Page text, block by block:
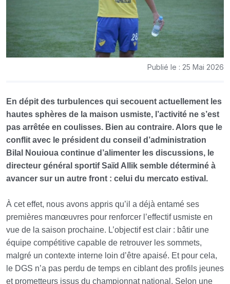
Publié le : 25 Mai 2026
En dépit des turbulences qui secouent actuellement les
hautes sphères de la maison usmiste, l’activité ne s’est
pas arrêtée en coulisses. Bien au contraire. Alors que le
conflit avec le président du conseil d’administration
Bilal Nouioua continue d’alimenter les discussions, le
directeur général sportif Saïd Allik semble déterminé à
avancer sur un autre front : celui du mercato estival.
À cet effet, nous avons appris qu’il a déjà entamé ses
premières manœuvres pour renforcer l’effectif usmiste en
vue de la saison prochaine. L’objectif est clair : bâtir une
équipe compétitive capable de retrouver les sommets,
malgré un contexte interne loin d’être apaisé. Et pour cela,
le DGS n’a pas perdu de temps en ciblant des profils jeunes
et prometteurs issus du championnat national. Selon une